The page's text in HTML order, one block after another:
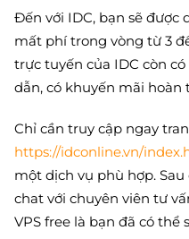
Đến với IDC, bạn sẽ
mất phí trong vòng từ 3
trực tuyến của IDC còn
dẫn, có khuyến mãi hoàn
Chỉ cần truy cập ngay
https://idconline.vn/
một dịch vụ phù hợp.
chat với chuyên viên tư
VPS free là bạn đã có thể